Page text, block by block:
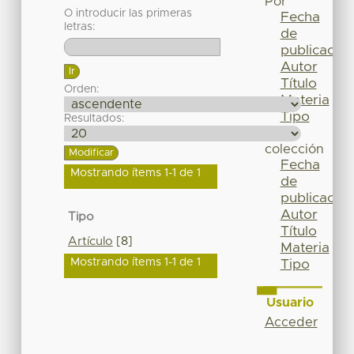
O introducir las primeras
letras:
Orden:
Resultados:
Mostrando ítems 1-1 de 1
Tipo
Artículo [8]
Mostrando ítems 1-1 de 1
Fecha
de
publicación
Autor
Título
Materia
Tipo
colección
Fecha
de
publicación
Autor
Título
Materia
Tipo
Usuario
Acceder